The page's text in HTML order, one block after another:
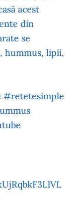
acest
din
se
hummus, lipii,
#retetesimple